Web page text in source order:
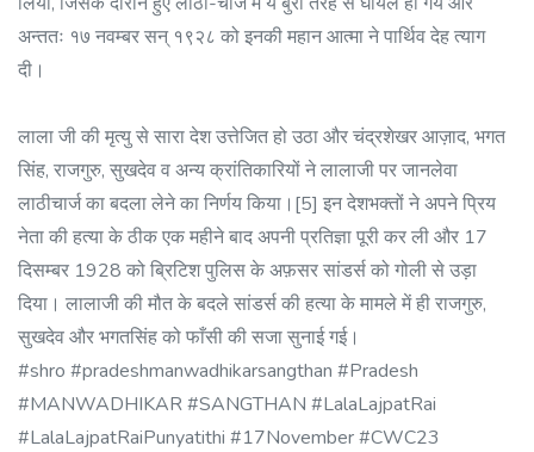
अन्ततः १७ नवम्बर सन् १९२८ को इनकी महान आत्मा ने पार्थिव देह त्याग
दी।
लाला जी की मृत्यु से सारा देश उत्तेजित हो उठा और चंद्रशेखर आज़ाद, भगत
सिंह, राजगुरु, सुखदेव व अन्य क्रांतिकारियों ने लालाजी पर जानलेवा
लाठीचार्ज का बदला लेने का निर्णय किया।[5] इन देशभक्तों ने अपने प्रिय
नेता की हत्या के ठीक एक महीने बाद अपनी प्रतिज्ञा पूरी कर ली और 17
दिसम्बर 1928 को ब्रिटिश पुलिस के अफ़सर सांडर्स को गोली से उड़ा
दिया। लालाजी की मौत के बदले सांडर्स की हत्या के मामले में ही राजगुरु,
सुखदेव और भगतसिंह को फाँसी की सजा सुनाई गई।
#shro #pradeshmanwadhikarsangthan #Pradesh
#MANWADHIKAR #SANGTHAN #LalaLajpatRai
#LalaLajpatRaiPunyatithi #17November #CWC23